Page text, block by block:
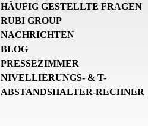
HÄUFIG GESTELLTE FRAGEN
RUBI GROUP
NACHRICHTEN
BLOG
PRESSEZIMMER
NIVELLIERUNGS- & T-
ABSTANDSHALTER-RECHNER